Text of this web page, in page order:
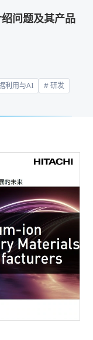
联系我们
绍问题及其产品
利用与AI 研发